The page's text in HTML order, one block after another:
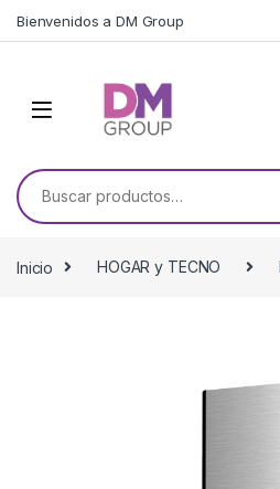
Bienvenidos a DM Group
Buscar por:
Inicio HOGAR y TECNO